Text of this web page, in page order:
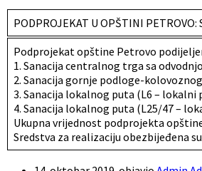
PODPROJEKAT U OPŠTINI
Podprojekat opštine Petrovo
1. Sanacija centralnog trga sa
2. Sanacija gornje podloge-
3. Sanacija lokalnog puta (L6 –
4. Sanacija lokalnog puta (L25/47 –
Ukupna vrijednost podprojekta
Sredstva za realizaciju obezbijeđena